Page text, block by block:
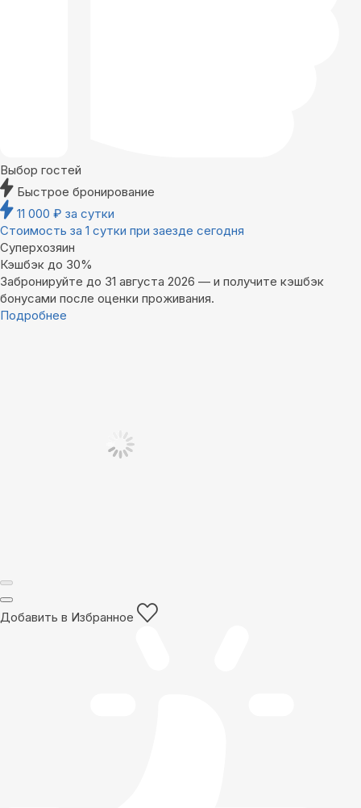
Выбор гостей
Быстрое бронирование
11 000 ₽ за сутки
Стоимость за 1 сутки при заезде сегодня
Суперхозяин
Кэшбэк до 30%
Забронируйте до 31 августа 2026 — и получите кэшбэк
бонусами после оценки проживания.
Подробнее
Добавить в Избранное